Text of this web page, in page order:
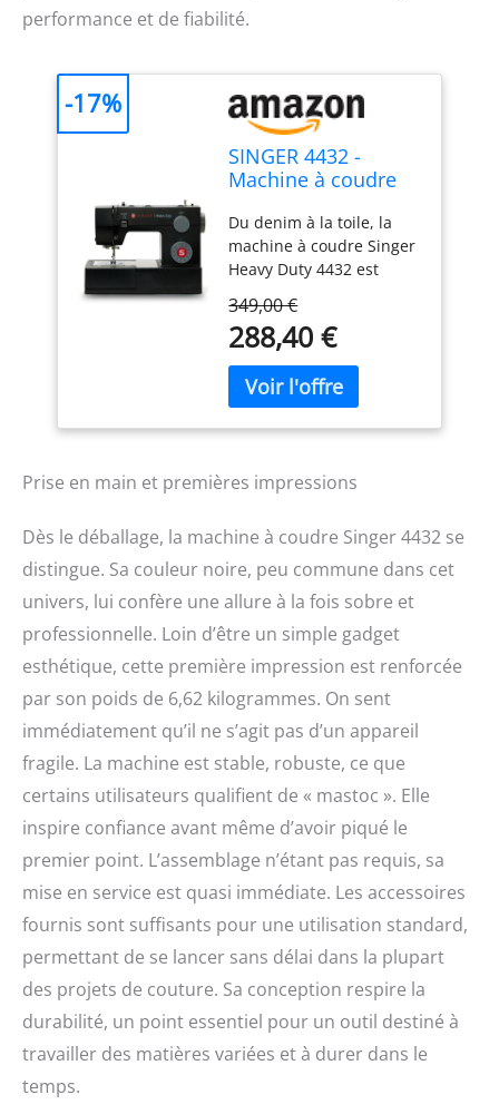
performance et de fiabilité.
SINGER 4432 -
Machine à coudre
Du denim à la toile, la
machine à coudre Singer
Heavy Duty 4432 est
robustes.
349,00 €
288,40 €
-17%
Prise en main et premières impressions
Dès le déballage, la machine à coudre Singer 4432 se
distingue. Sa couleur noire, peu commune dans cet
univers, lui confère une allure à la fois sobre et
professionnelle. Loin d’être un simple gadget
esthétique, cette première impression est renforcée
par son poids de 6,62 kilogrammes. On sent
immédiatement qu’il ne s’agit pas d’un appareil
fragile. La machine est stable, robuste, ce que
certains utilisateurs qualifient de « mastoc ». Elle
inspire confiance avant même d’avoir piqué le
premier point. L’assemblage n’étant pas requis, sa
mise en service est quasi immédiate. Les accessoires
fournis sont suffisants pour une utilisation standard,
permettant de se lancer sans délai dans la plupart
des projets de couture. Sa conception respire la
durabilité, un point essentiel pour un outil destiné à
travailler des matières variées et à durer dans le
temps.